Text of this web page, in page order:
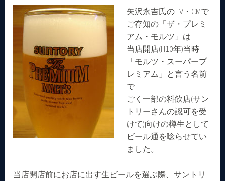
矢沢永吉氏のTV・CMで
ご存知の「ザ・プレミ
アム・モルツ」は
当店開店(H10年)当時
「モルツ・スーパープ
レミアム」と言う名前
で
ごく一部の料飲店(サン
トリーさんの認可を受
けて)向けの樽生として
ビール通を唸らせてい
ました。
当店開店前にお店に出す生ビールを選ぶ際、サントリ